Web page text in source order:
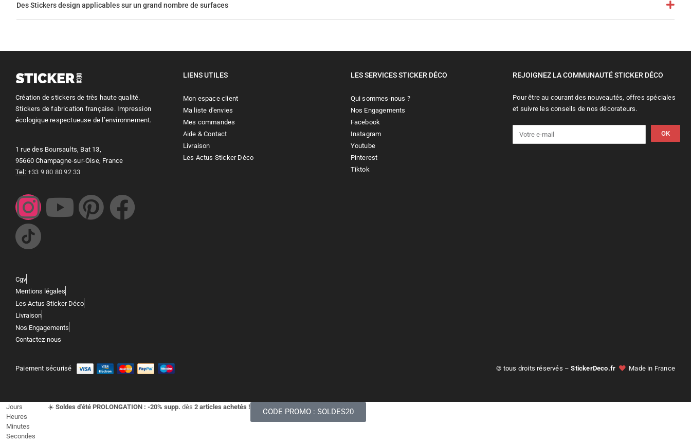
Des Stickers design applicables sur un grand nombre de surfaces
Création de stickers de très haute qualité.
Stickers de fabrication française. Impression
écologique respectueuse de l’environnement.
1 rue des Boursaults, Bat 13,
95660 Champagne-sur-Oise, France
Tel: +33 9 80 80 92 33
LIENS UTILES
Mon espace client
Ma liste d'envies
Mes commandes
Aide & Contact
Livraison
Les Actus Sticker Déco
LES SERVICES STICKER DÉCO
Qui sommes-nous ?
Nos Engagements
Facebook
Instagram
Youtube
Pinterest
Tiktok
REJOIGNEZ LA COMMUNAUTÉ STICKER DÉCO
Pour être au courant des nouveautés, offres spéciales
et suivre les conseils de nos décorateurs.
OK
Cgv
Mentions légales
Les Actus Sticker Déco
Livraison
Nos Engagements
Contactez-nous
Paiement sécurisé © tous droits réservés –StickerDeco.fr Made in France
Jours
Heures
Minutes
Secondes
☀️ Soldes d'été PROLONGATION : -20% supp. dès 2 articles achetés !
CODE PROMO : SOLDES20